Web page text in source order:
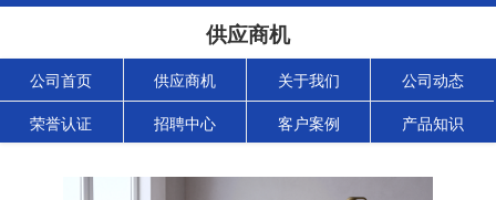
供应商机
公司首页 供应商机 关于我们 公司动态
荣誉认证 招聘中心 客户案例 产品知识